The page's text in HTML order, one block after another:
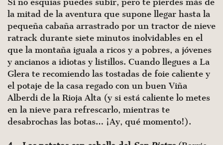
la mitad de la aventura que supone llegar hasta la
pequeña cabaña arrastrado por un tractor de nieve
ratrack durante siete minutos inolvidables en el
que la montaña iguala a ricos y a pobres, a jóvenes
y ancianos a idiotas y listillos. Cuando llegues a La
Glera te recomiendo las tostadas de foie caliente y
el potaje de la casa regado con un buen Viña
Alberdi de la Rioja Alta (y si está caliente lo metes
en la nieve para refrescarlo, mientras te
desabrochas las botas… ¡Ay, qué momento!).